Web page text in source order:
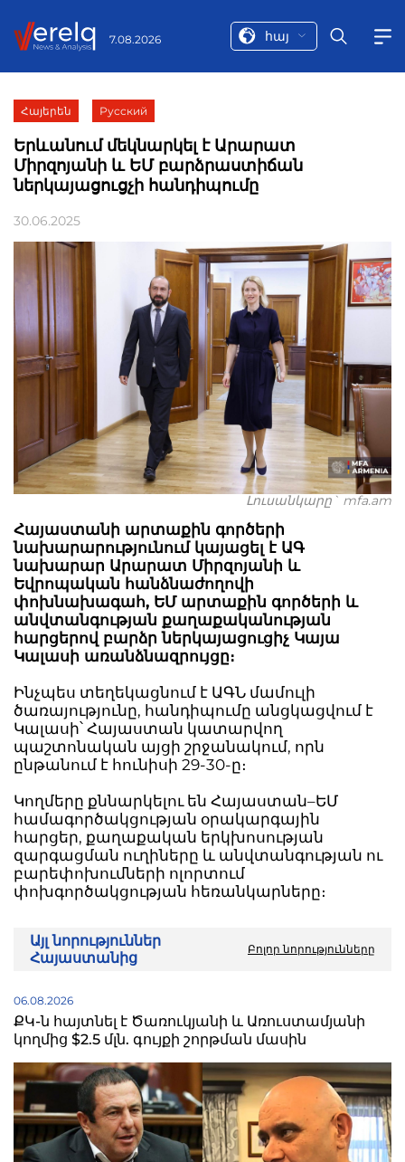
7.08.2026 հայ
Հայերեն Русский
Երևանում մեկնարկել է Արարատ
Միրզոյանի և ԵՄ բարձրաստիճան
ներկայացուցչի հանդիպումը
30.06.2025
Լուսանկարը` mfa.am
Հայաստանի արտաքին գործերի
նախարարությունում կայացել է ԱԳ
նախարար Արարատ Միրզոյանի և
Եվրոպական հանձնաժողովի
փոխնախագահ, ԵՄ արտաքին գործերի և
անվտանգության քաղաքականության
հարցերով բարձր ներկայացուցիչ Կայա
Կալասի առանձնազրույցը։
Ինչպես տեղեկացնում է ԱԳՆ մամուլի
ծառայությունը, հանդիպումը անցկացվում է
Կալասի՝ Հայաստան կատարվող
պաշտոնական այցի շրջանակում, որն
ընթանում է հունիսի 29-30-ը։
Կողմերը քննարկելու են Հայաստան–ԵՄ
համագործակցության օրակարգային
հարցեր, քաղաքական երկխոսության
զարգացման ուղիները և անվտանգության ու
բարեփոխումների ոլորտում
փոխգործակցության հեռանկարները։
Այլ նորություններ
Հայաստանից
Բոլոր նորությունները
06.08.2026
ՔԿ-ն հայտնել է Ծառուկյանի և Առուստամյանի
կողմից $2.5 մլն. գույքի շորթման մասին